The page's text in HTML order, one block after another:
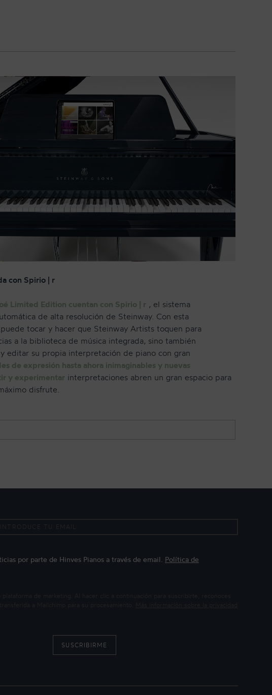
con Spirio | r
Limited Edition cuentan con Spirio | r , el sistema
de alta resolución de Steinway. Con esta
tocar y hacer que Steinway Artists toquen para
a la biblioteca de música integrada, sino también
editar su propia interpretación de piano con gran
de expresión hasta ahora inimaginables y nuevas
y experimentar interpretaciones abren un gran espacio para
disfrute.
por parte de Hinves Pianos a través de email. Política de